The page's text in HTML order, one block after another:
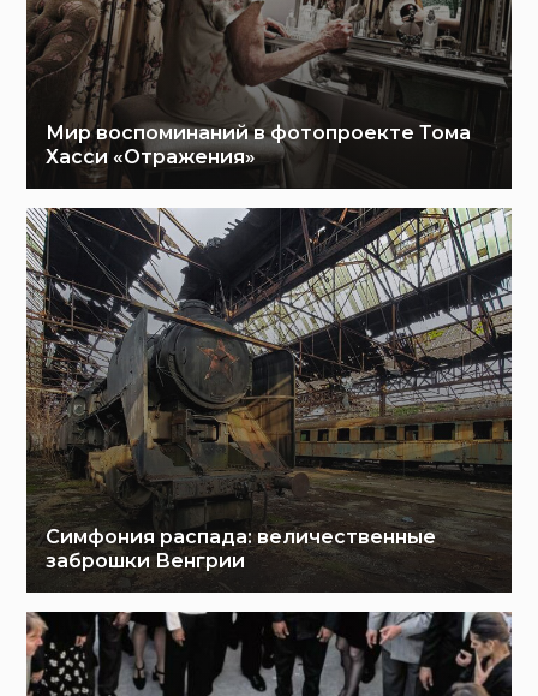
Мир воспоминаний в фотопроекте Тома
Хасси «Отражения»
Симфония распада: величественные
заброшки Венгрии